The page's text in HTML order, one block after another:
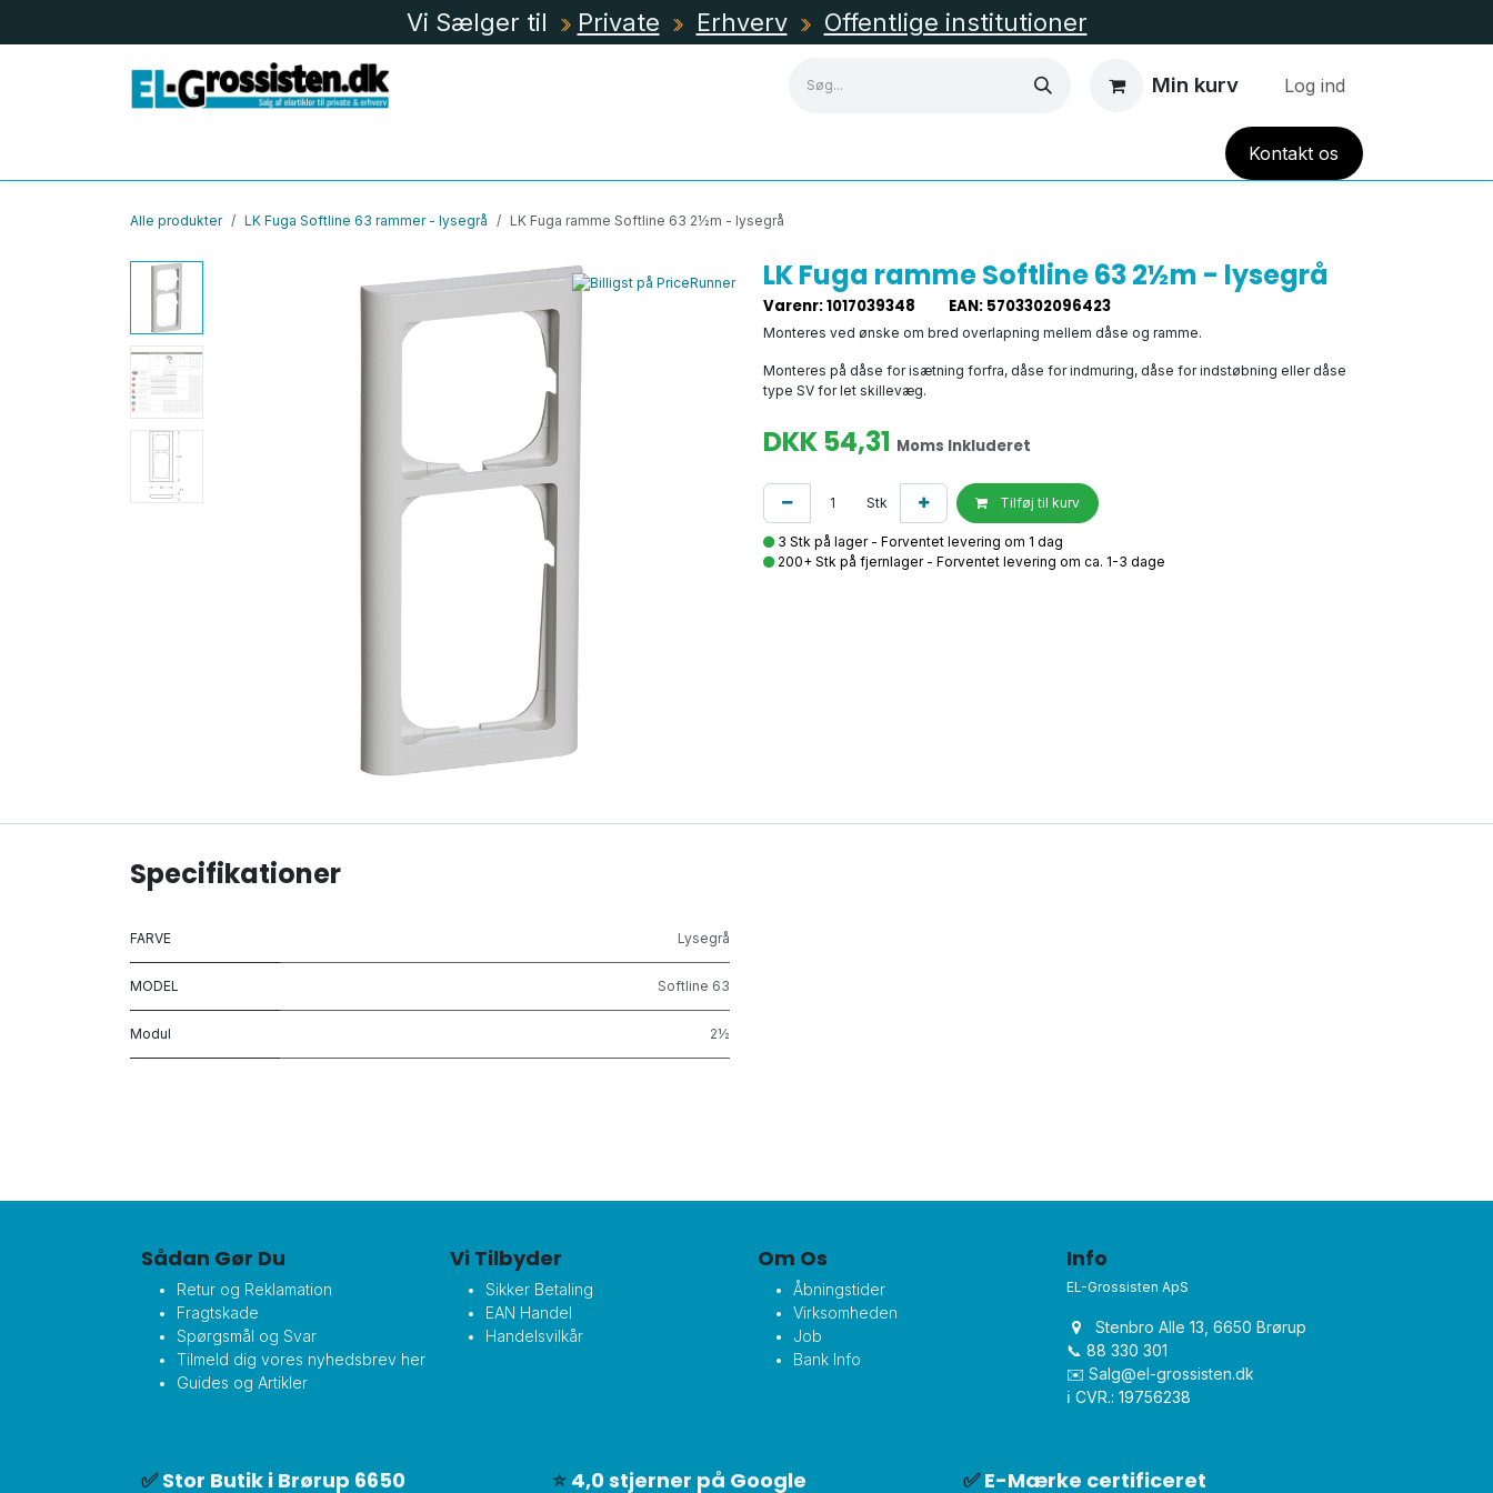
Vi Sælger til Private Erhverv Offentlige institutioner
Min kurv Log ind
HUS OG HAVE TILBUD
Kontaktos
Alle produkter LK Fuga Softline 63 rammer - lysegrå LK Fuga ramme Softline 63 2½m - lysegrå
LK Fuga ramme Softline 63 2½m - lysegrå
Varenr:1017039348 EAN: 5703302096423
Monteres ved ønske om bred overlapning mellem dåse og ramme.
Monteres på dåse for isætning forfra, dåse for indmuring, dåse for indstøbning eller dåse
type SV for let skillevæg.
DKK 54,31 Moms Inkluderet
Stk Tilføj til kurv
3 Stk på lager - Forventet levering om 1 dag
200+ Stk på fjernlager - Forventet levering om ca. 1-3 dage
Specifikationer
FARVE Lysegrå
MODEL Softline 63
Modul 2½
Sådan Gør Du
Retur og Reklamation
Fragtskade
Spørgsmål og Svar
Tilmeld dig vores nyhedsbrev her
Guides og Artikler
Vi Tilbyder
Sikker Betaling
EAN Handel
Handelsvilkår
Om Os
Åbningstider
Virksomheden
Job
Bank Info
Info
EL-Grossisten ApS
Stenbro Alle 13, 6650 Brørup
📞 88 330 301
✉️ Salg@el-grossisten.dk​
ℹ️ CVR.: 19756238
✅Stor Butik i Brørup 6650 ⭐ 4,0 stjerner på Google ✅E-Mærke certificeret